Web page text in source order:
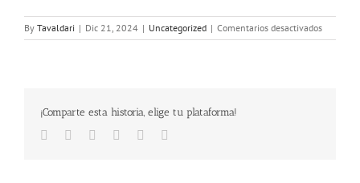
By Tavaldari | Dic 21, 2024 | Uncategorized | Comentarios desactivadosen
XIII
¡Comparte esta historia, elige tu plataforma!
Facebook
TwitterLinkedInGoogle+Pinterest